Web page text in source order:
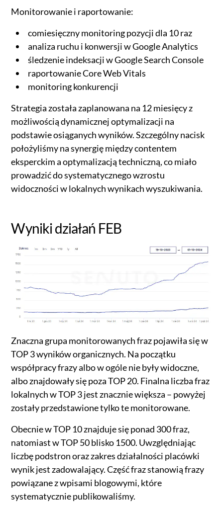
Monitorowanie i raportowanie:
comiesięczny monitoring pozycji dla 10 raz
analiza ruchu i konwersji w Google Analytics
śledzenie indeksacji w Google Search Console
raportowanie Core Web Vitals
monitoring konkurencji
Strategia została zaplanowana na 12 miesięcy z
możliwością dynamicznej optymalizacji na
podstawie osiąganych wyników. Szczególny nacisk
położyliśmy na synergię między contentem
eksperckim a optymalizacją techniczną, co miało
prowadzić do systematycznego wzrostu
widoczności w lokalnych wynikach wyszukiwania.
Wyniki działań FEB
Znaczna grupa monitorowanych fraz pojawiła się w
TOP 3 wyników organicznych. Na początku
współpracy frazy albo w ogóle nie były widoczne,
albo znajdowały się poza TOP 20. Finalna liczba fraz
lokalnych w TOP 3 jest znacznie większa – powyżej
zostały przedstawione tylko te monitorowane.
Obecnie w TOP 10 znajduje się ponad 300 fraz,
natomiast w TOP 50 blisko 1500. Uwzględniając
liczbę podstron oraz zakres działalności placówki
wynik jest zadowalający. Część fraz stanowią frazy
powiązane z wpisami blogowymi, które
systematycznie publikowaliśmy.